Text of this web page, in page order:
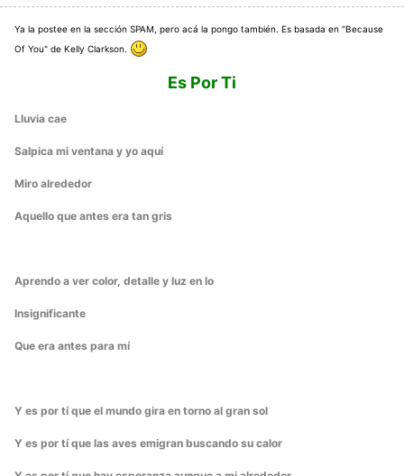
Ya la postee en la sección SPAM, pero acá la pongo también. Es basada en "Because
Of You" de Kelly Clarkson.
Es Por Ti
Lluvia cae
Salpica mi ventana y yo aquí
Miro alrededor
Aquello que antes era tan gris
Aprendo a ver color, detalle y luz en lo
Insignificante
Que era antes para mí
Y es por tí que el mundo gira en torno al gran sol
Y es por tí que las aves emigran buscando su calor